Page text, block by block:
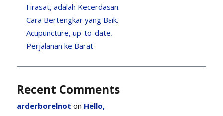
Firasat, adalah Kecerdasan.
Cara Bertengkar yang Baik.
Acupuncture, up-to-date,
Perjalanan ke Barat.
Recent Comments
arderborelnot on Hello,